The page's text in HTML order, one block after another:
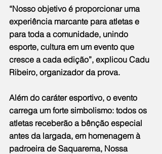
“Nosso objetivo é proporcionar uma
experiência marcante para atletas e
para toda a comunidade, unindo
esporte, cultura em um evento que
cresce a cada edição”, explicou Cadu
Ribeiro, organizador da prova.
Além do caráter esportivo, o evento
carrega um forte simbolismo: todos os
atletas receberão a bênção especial
antes da largada, em homenagem à
padroeira de Saquarema, Nossa